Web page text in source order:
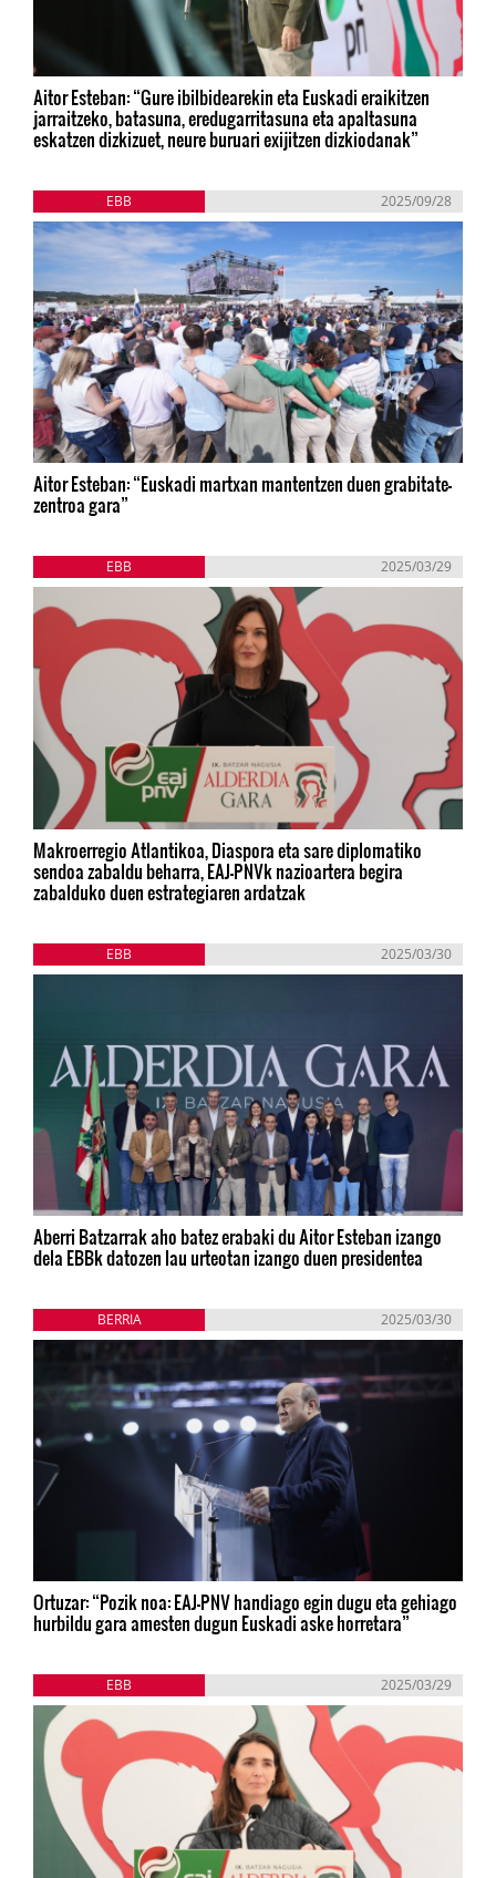
Aitor Esteban: “Gure ibilbidearekin eta Euskadi eraikitzen
jarraitzeko, batasuna, eredugarritasuna eta apaltasuna
eskatzen dizkizuet, neure buruari exijitzen dizkiodanak”
EBB 2025/09/28
Aitor Esteban: “Euskadi martxan mantentzen duen grabitate-
zentroa gara”
EBB 2025/03/29
Makroerregio Atlantikoa, Diaspora eta sare diplomatiko
sendoa zabaldu beharra, EAJ-PNVk nazioartera begira
zabalduko duen estrategiaren ardatzak
EBB 2025/03/30
Aberri Batzarrak aho batez erabaki du Aitor Esteban izango
dela EBBk datozen lau urteotan izango duen presidentea
BERRIA 2025/03/30
Ortuzar: “Pozik noa: EAJ-PNV handiago egin dugu eta gehiago
hurbildu gara amesten dugun Euskadi aske horretara”
EBB 2025/03/29